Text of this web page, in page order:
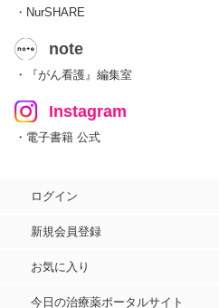
・NurSHARE
note
・『がん看護』編集室
Instagram
・電子書籍 公式
ログイン
新規会員登録
お気に入り
今日の治療薬ポータルサイト